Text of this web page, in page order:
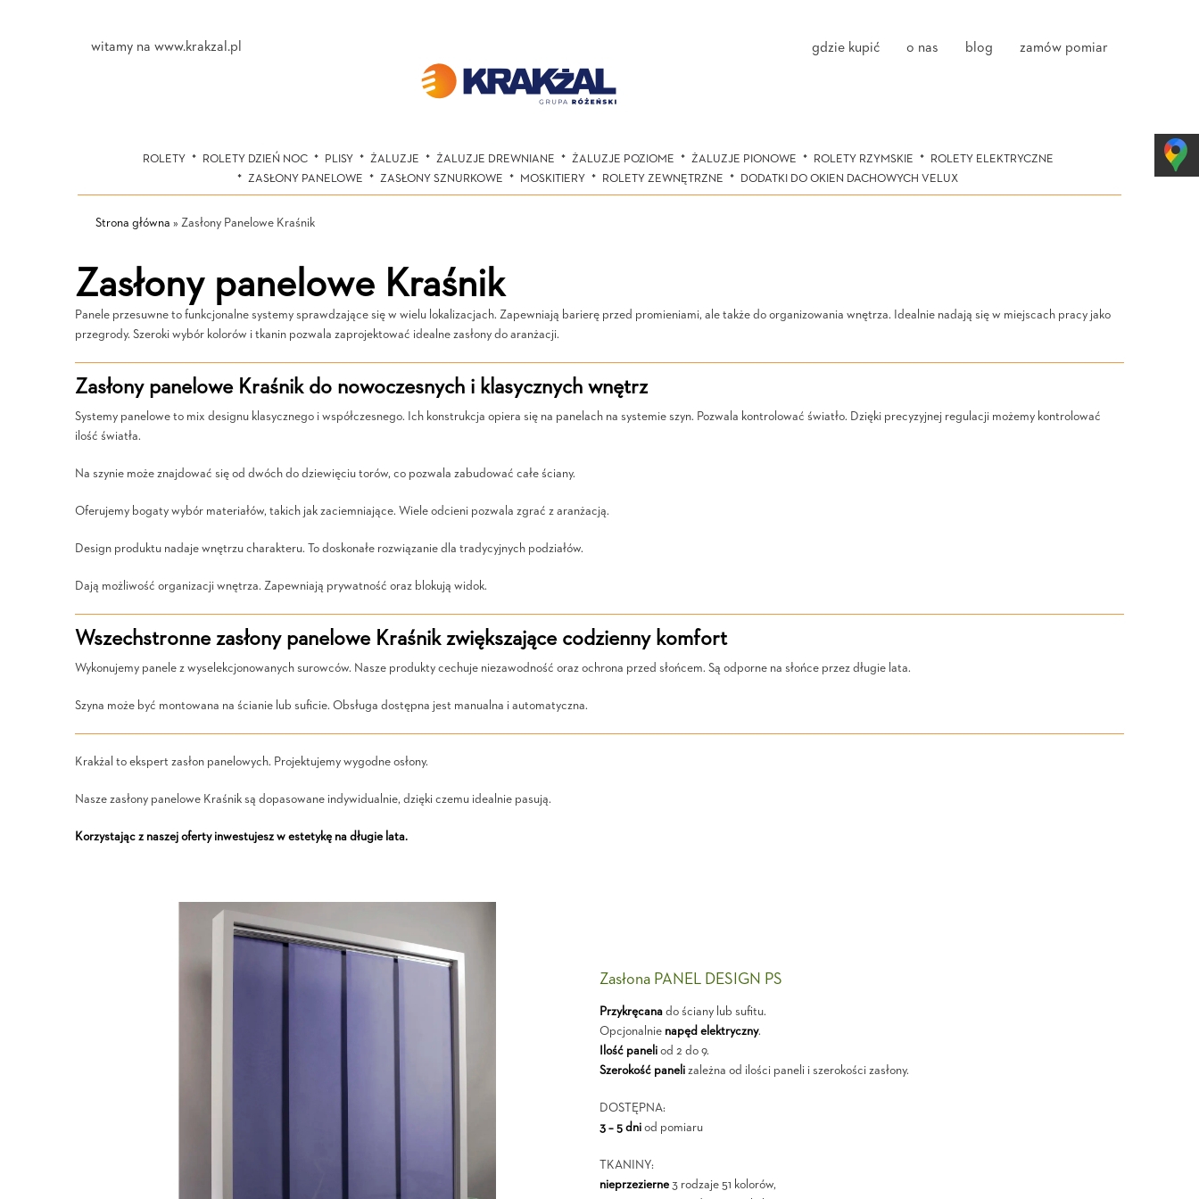
witamy na www.krakzal.pl gdzie kupić o nas blog zamów pomiar
ROLETY ROLETY DZIEŃ NOC PLISY ŻALUZJE ŻALUZJE DREWNIANE ŻALUZJE POZIOME ŻALUZJE PIONOWE ROLETY RZYMSKIE
ROLETY ELEKTRYCZNE
ZASŁONY PANELOWE
ZASŁONY SZNURKOWE MOSKITIERY ROLETY ZEWNĘTRZNE DODATKI DO OKIEN DACHOWYCH VELUX
Strona główna » Zasłony Panelowe Kraśnik
Zasłony panelowe Kraśnik
Panele przesuwne to funkcjonalne systemy sprawdzające się w wielu lokalizacjach. Zapewniają barierę przed promieniami, ale także do organizowania wnętrza. Idealnie nadają się w miejscach pracy jako
przegrody. Szeroki wybór kolorów i tkanin pozwala zaprojektować idealne zasłony do aranżacji.
Zasłony panelowe Kraśnik do nowoczesnych i klasycznych wnętrz
Systemy panelowe to mix designu klasycznego i współczesnego. Ich konstrukcja opiera się na panelach na systemie szyn. Pozwala kontrolować światło. Dzięki precyzyjnej regulacji możemy kontrolować
ilość światła.
Na szynie może znajdować się od dwóch do dziewięciu torów, co pozwala zabudować całe ściany.
Oferujemy bogaty wybór materiałów, takich jak zaciemniające. Wiele odcieni pozwala zgrać z aranżacją.
Design produktu nadaje wnętrzu charakteru. To doskonałe rozwiązanie dla tradycyjnych podziałów.
Dają możliwość organizacji wnętrza. Zapewniają prywatność oraz blokują widok.
Wszechstronne zasłony panelowe Kraśnik zwiększające codzienny komfort
Wykonujemy panele z wyselekcjonowanych surowców. Nasze produkty cechuje niezawodność oraz ochrona przed słońcem. Są odporne na słońce przez długie lata.
Szyna może być montowana na ścianie lub suficie. Obsługa dostępna jest manualna i automatyczna.
Krakżal to ekspert zasłon panelowych. Projektujemy wygodne osłony.
Nasze zasłony panelowe Kraśnik są dopasowane indywidualnie, dzięki czemu idealnie pasują.
Korzystając z naszej oferty inwestujesz w estetykę na długie lata.
Zasłona PANEL DESIGN PS
Przykręcanado ściany lub sufitu.
Opcjonalnie napęd elektryczny.
Ilość paneliod 2 do 9.
Szerokość panelizależna od ilości paneli i szerokości zasłony.
DOSTĘPNA:
3 – 5 dniod pomiaru
TKANINY:
nieprzezierne3 rodzaje 51 kolorów,